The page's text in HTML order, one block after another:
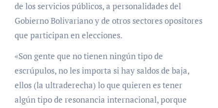
de los servicios públicos, a personalidades del
Gobierno Bolivariano y de otros sectores opositores
que participan en elecciones.
«Son gente que no tienen ningún tipo de
escrúpulos, no les importa si hay saldos de baja,
ellos (la ultraderecha) lo que quieren es tener
algún tipo de resonancia internacional, porque